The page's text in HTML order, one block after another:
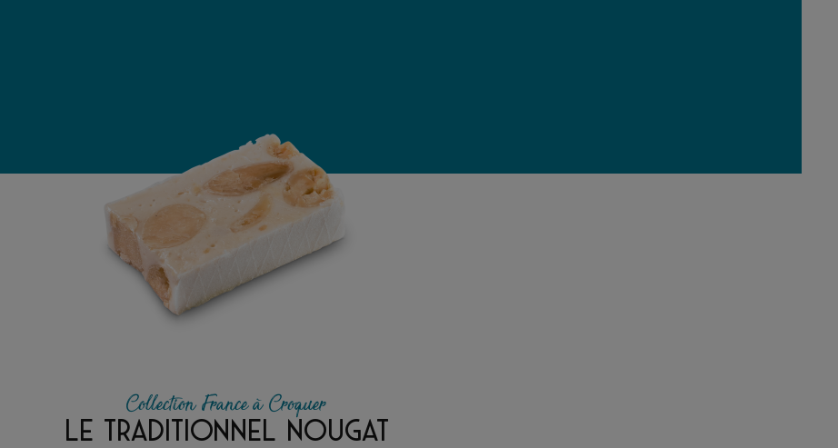
Collection France à Croquer
LE TRADITIONNEL NOUGAT